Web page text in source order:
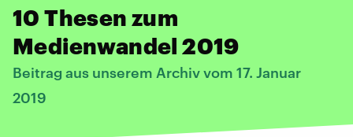
10 Thesen zum
Medienwandel 2019
Beitrag aus unserem Archiv vom 17. Januar
2019